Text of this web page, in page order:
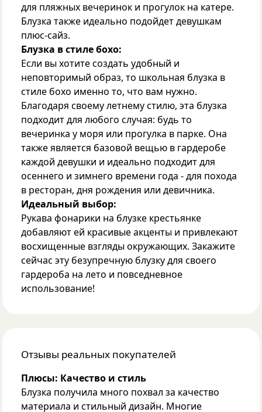
для пляжных вечеринок и прогулок на катере.
Блузка также идеально подойдет девушкам
плюс-сайз.
Блузка в стиле бохо:
Если вы хотите создать удобный и
неповторимый образ, то школьная блузка в
стиле бохо именно то, что вам нужно.
Благодаря своему летнему стилю, эта блузка
подходит для любого случая: будь то
вечеринка у моря или прогулка в парке. Она
также является базовой вещью в гардеробе
каждой девушки и идеально подходит для
осеннего и зимнего времени года - для похода
в ресторан, дня рождения или девичника.
Идеальный выбор:
Рукава фонарики на блузке крестьянке
добавляют ей красивые акценты и привлекают
восхищенные взгляды окружающих. Закажите
сейчас эту безупречную блузку для своего
гардероба на лето и повседневное
использование!
Отзывы реальных покупателей
Плюсы: Качество и стиль
Блузка получила много похвал за качество
материала и стильный дизайн. Многие